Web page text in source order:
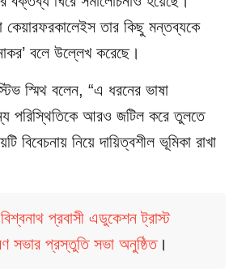
কেয়ারফরকালেইস তার কিছু মন্তব্যকে
বলে উল্লেখ করেছে।
স্মিথ বলেন, “এ ধরনের ভাষা
পরিস্থিতিকে আরও জটিল করে তুলতে
বিবেচনায় নিয়ে দায়িত্বশীল ভূমিকা রাখা
প্রবাসী এডুকেশন ট্রাস্ট
সভার প্রস্তুতি সভা অনুষ্ঠিত।